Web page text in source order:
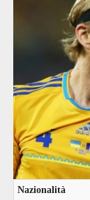
Nazionalità